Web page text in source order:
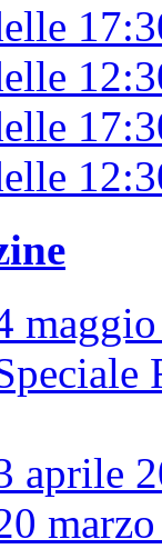
aprile